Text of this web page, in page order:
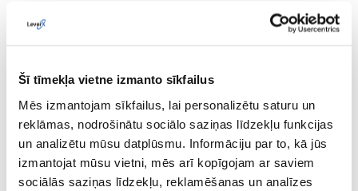
Šī tīmekļa vietne izmanto sīkfailus
Mēs izmantojam sīkfailus, lai personalizētu saturu un
reklāmas, nodrošinātu sociālo saziņas līdzekļu funkcijas
un analizētu mūsu datplūsmu. Informāciju par to, kā jūs
izmantojat mūsu vietni, mēs arī kopīgojam ar saviem
sociālās saziņas līdzekļu, reklamēšanas un analīzes
SAP Extended Warehouse Management (SAP EWM)
SAP Transportation Management
SAP Fiori / UI5
Rezultāti